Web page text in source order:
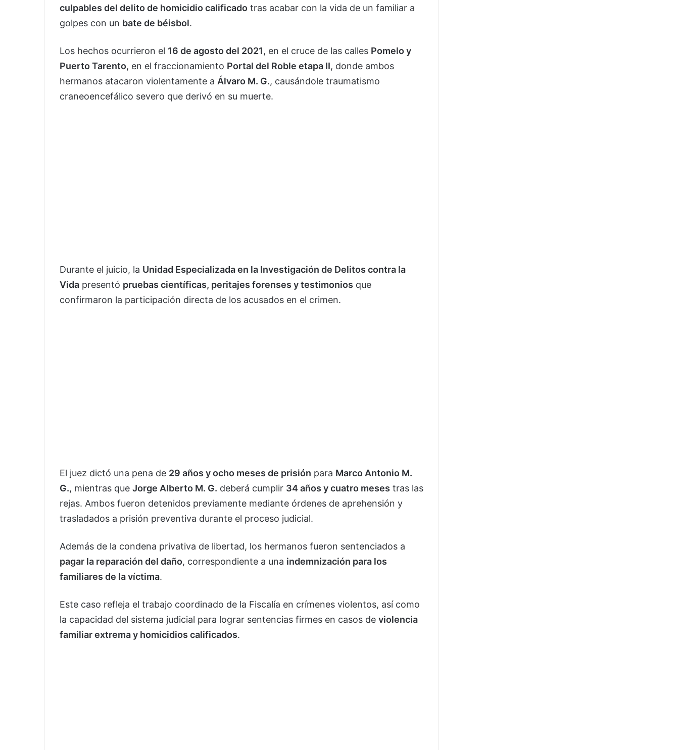
culpables del delito de homicidio calificado tras acabar con la vida de un familiar a
golpes con un bate de béisbol.
Los hechos ocurrieron el 16 de agosto del 2021, en el cruce de las calles Pomelo y
Puerto Tarento, en el fraccionamiento Portal del Roble etapa II, donde ambos
hermanos atacaron violentamente a Álvaro M. G., causándole traumatismo
craneoencefálico severo que derivó en su muerte.
Durante el juicio, la Unidad Especializada en la Investigación de Delitos contra la
Vida presentó pruebas científicas, peritajes forenses y testimonios que
confirmaron la participación directa de los acusados en el crimen.
El juez dictó una pena de 29 años y ocho meses de prisión para Marco Antonio M.
G., mientras que Jorge Alberto M. G. deberá cumplir 34 años y cuatro meses tras las
rejas. Ambos fueron detenidos previamente mediante órdenes de aprehensión y
trasladados a prisión preventiva durante el proceso judicial.
Además de la condena privativa de libertad, los hermanos fueron sentenciados a
pagar la reparación del daño, correspondiente a una indemnización para los
familiares de la víctima.
Este caso refleja el trabajo coordinado de la Fiscalía en crímenes violentos, así como
la capacidad del sistema judicial para lograr sentencias firmes en casos de violencia
familiar extrema y homicidios calificados.